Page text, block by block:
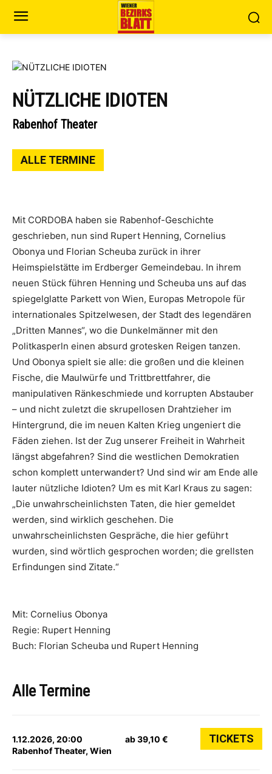
NÜTZLICHE IDIOTEN
Rabenhof Theater
ALLE TERMINE
Mit CORDOBA haben sie Rabenhof-Geschichte
geschrieben, nun sind Rupert Henning, Cornelius
Obonya und Florian Scheuba zurück in ihrer
Heimspielstätte im Erdberger Gemeindebau. In ihrem
neuen Stück führen Henning und Scheuba uns auf das
spiegelglatte Parkett von Wien, Europas Metropole für
internationales Spitzelwesen, der Stadt des legendären
„Dritten Mannes“, wo die Dunkelmänner mit den
Politkasperln einen absurd grotesken Reigen tanzen.
Und Obonya spielt sie alle: die großen und die kleinen
Fische, die Maulwürfe und Trittbrettfahrer, die
manipulativen Ränkeschmiede und korrupten Abstauber
– und nicht zuletzt die skrupellosen Drahtzieher im
Hintergrund, die im neuen Kalten Krieg ungeniert die
Fäden ziehen. Ist der Zug unserer Freiheit in Wahrheit
längst abgefahren? Sind die westlichen Demokratien
schon komplett unterwandert? Und sind wir am Ende alle
lauter nützliche Idioten? Um es mit Karl Kraus zu sagen:
„Die unwahrscheinlichsten Taten, die hier gemeldet
werden, sind wirklich geschehen. Die
unwahrscheinlichsten Gespräche, die hier geführt
wurden, sind wörtlich gesprochen worden; die grellsten
Erfindungen sind Zitate.“
Mit: Cornelius Obonya
Regie: Rupert Henning
Buch: Florian Scheuba und Rupert Henning
Alle Termine
1.12.2026, 20:00
Rabenhof Theater, Wien
ab 39,10 € TICKETS